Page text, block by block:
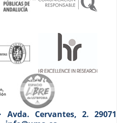
Cervantes, 2. 29071